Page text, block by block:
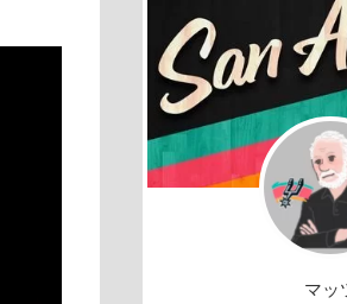
マッ